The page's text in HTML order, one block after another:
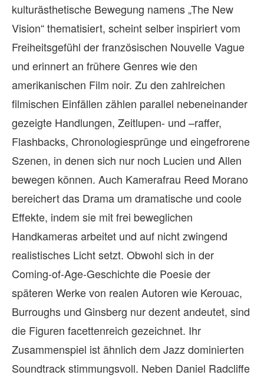
kulturästhetische Bewegung namens „The New
Vision“ thematisiert, scheint selber inspiriert vom
Freiheitsgefühl der französischen Nouvelle Vague
und erinnert an frühere Genres wie den
amerikanischen Film noir. Zu den zahlreichen
filmischen Einfällen zählen parallel nebeneinander
gezeigte Handlungen, Zeitlupen- und –raffer,
Flashbacks, Chronologiesprünge und eingefrorene
Szenen, in denen sich nur noch Lucien und Allen
bewegen können. Auch Kamerafrau Reed Morano
bereichert das Drama um dramatische und coole
Effekte, indem sie mit frei beweglichen
Handkameras arbeitet und auf nicht zwingend
realistisches Licht setzt. Obwohl sich in der
Coming-of-Age-Geschichte die Poesie der
späteren Werke von realen Autoren wie Kerouac,
Burroughs und Ginsberg nur dezent andeutet, sind
die Figuren facettenreich gezeichnet. Ihr
Zusammenspiel ist ähnlich dem Jazz dominierten
Soundtrack stimmungsvoll. Neben Daniel Radcliffe